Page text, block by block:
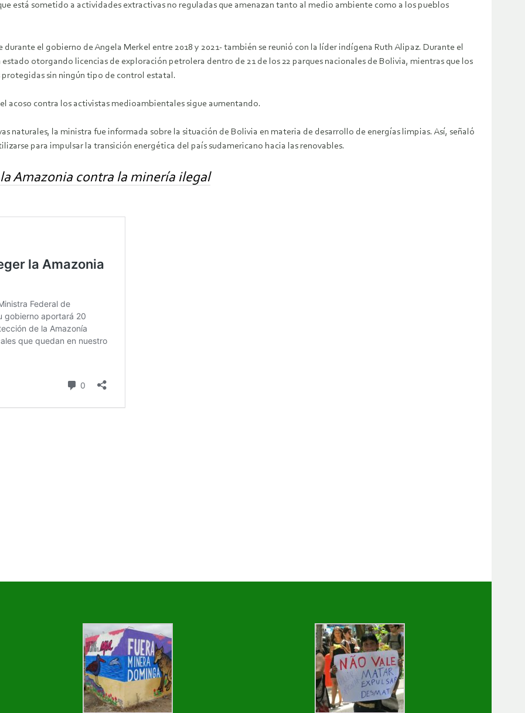
está sometido a actividades extractivas no reguladas que amenazan tanto al medio ambiente como a los pueblos
el gobierno de Angela Merkel entre 2018 y 2021- también se reunió con la líder indígena Ruth Alipaz. Durante el
otorgando licencias de exploración petrolera dentro de 21 de los 22 parques nacionales de Bolivia, mientras que los
protegidas sin ningún tipo de control estatal.
acoso contra los activistas medioambientales sigue aumentando.
naturales, la ministra fue informada sobre la situación de Bolivia en materia de desarrollo de energías limpias. Así, señaló
para impulsar la transición energética del país sudamericano hacia las renovables.
Amazonia contra la minería ilegal